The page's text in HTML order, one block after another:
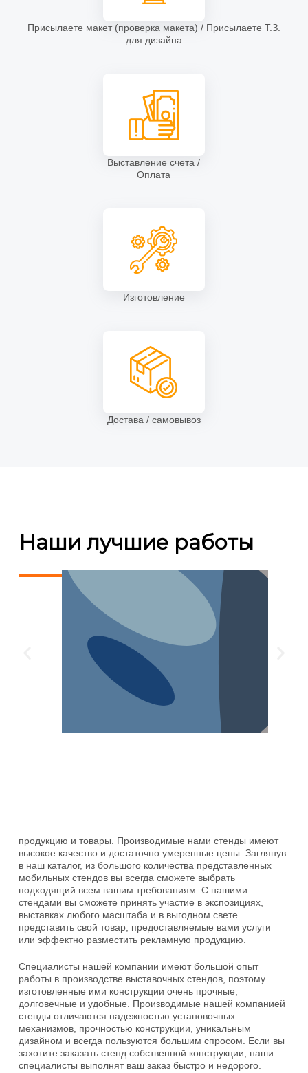
Промо стойки
Рекламные конструкции
Присылаете макет (проверка макета) / Присылаете Т.З.
для дизайна
Выставление счета /
Оплата
Изготовление
Достава / самовывоз
Наши лучшие работы
продукцию и товары. Производимые нами стенды имеют
высокое качество и достаточно умеренные цены. Заглянув
в наш каталог, из большого количества представленных
мобильных стендов вы всегда сможете выбрать
подходящий всем вашим требованиям. С нашими
стендами вы сможете принять участие в экспозициях,
выставках любого масштаба и в выгодном свете
представить свой товар, предоставляемые вами услуги
или эффектно разместить рекламную продукцию.
Специалисты нашей компании имеют большой опыт
работы в производстве выставочных стендов, поэтому
изготовленные ими конструкции очень прочные,
долговечные и удобные. Производимые нашей компанией
стенды отличаются надежностью установочных
механизмов, прочностью конструкции, уникальным
дизайном и всегда пользуются большим спросом. Если вы
захотите заказать стенд собственной конструкции, наши
специалисты выполнят ваш заказ быстро и недорого.